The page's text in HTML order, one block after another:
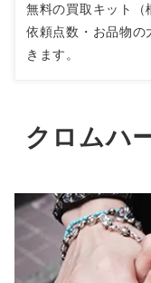
無料の買取キット（
依頼点数・お品物の
きます。
クロムハ